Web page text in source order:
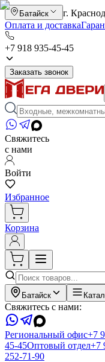
Батайск
г.
Оплата и доставка
+7 918 935-45-45
Заказать звонок
Свяжитесь
с нами
Войти
Избранное
Корзина
Батайск
Свяжитесь с нами:
Региональный офис+7
45-45Оптовый отдел+7
252-71-90